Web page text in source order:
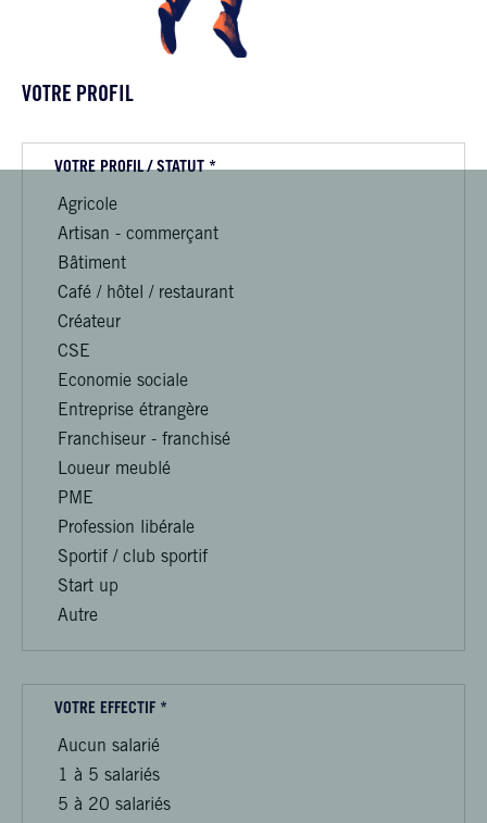
VOTRE PROFIL
VOTRE PROFIL / STATUT *
Agricole
Artisan - commerçant
Bâtiment
Café / hôtel / restaurant
Créateur
CSE
Economie sociale
Entreprise étrangère
Franchiseur - franchisé
Loueur meublé
PME
Profession libérale
Sportif / club sportif
Start up
Autre
VOTRE EFFECTIF *
Aucun salarié
1 à 5 salariés
5 à 20 salariés